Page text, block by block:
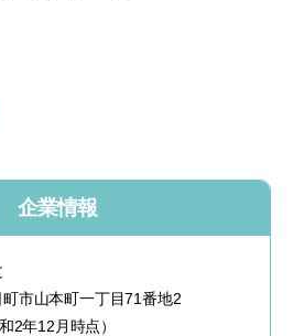
企業情報
市山本町一丁目71番地2
2年12月時点）